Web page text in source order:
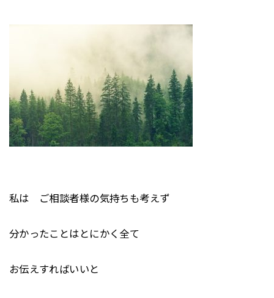
私は ご相談者様の気持ちも考えず
分かったことはとにかく全て
お伝えすればいいと